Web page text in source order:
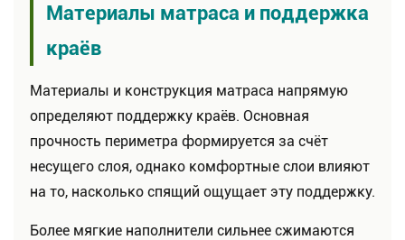
Материалы матраса и поддержка
краёв
Материалы и конструкция матраса напрямую
определяют поддержку краёв. Основная
прочность периметра формируется за счёт
несущего слоя, однако комфортные слои влияют
на то, насколько спящий ощущает эту поддержку.
Более мягкие наполнители сильнее сжимаются